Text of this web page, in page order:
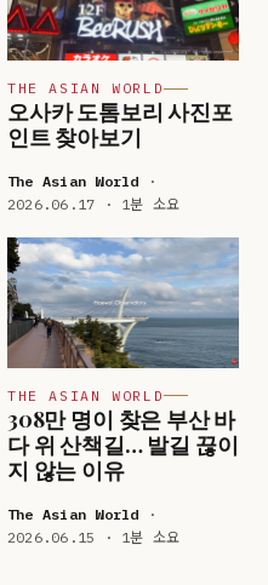
THE ASIAN WORLD
오사카 도톰보리 사진포
인트 찾아보기
The Asian World ·
2026.06.17 · 1분 소요
THE ASIAN WORLD
308만 명이 찾은 부산 바
다 위 산책길… 발길 끊이
지 않는 이유
The Asian World ·
2026.06.15 · 1분 소요